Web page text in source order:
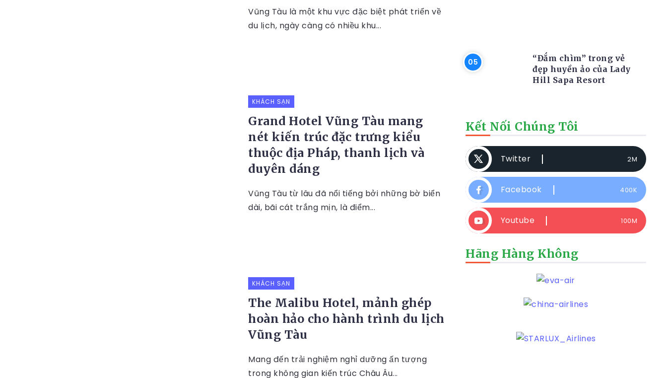
Vũng Tàu là một khu vực đặc biệt phát triển về
du lịch, ngày càng có nhiều khu...
KHÁCH SẠN
Grand Hotel Vũng Tàu mang
nét kiến trúc đặc trưng kiểu
thuộc địa Pháp, thanh lịch và
duyên dáng
Vũng Tàu từ lâu đã nổi tiếng bởi những bờ biển
dài, bãi cát trắng mịn, là điểm...
KHÁCH SẠN
The Malibu Hotel, mảnh ghép
hoàn hảo cho hành trình du lịch
Vũng Tàu
Mang đến trải nghiệm nghỉ dưỡng ấn tượng
trong không gian kiến trúc Châu Âu...
“Đắm chìm” trong vẻ
đẹp huyền ảo của Lady
Hill Sapa Resort
Kết Nối Chúng Tôi
Twitter 2M
Facebook 400K
Youtube 100M
Hãng Hàng Không